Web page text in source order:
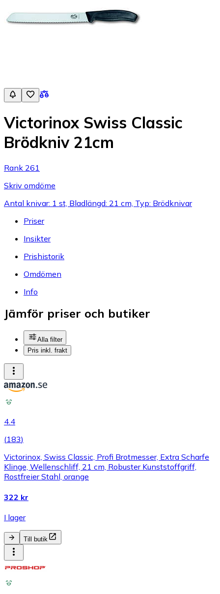
Victorinox Swiss Classic
Brödkniv 21cm
Rank 261
Skriv omdöme
Antal knivar: 1 st, Bladlängd: 21 cm, Typ: Brödknivar
Priser
Insikter
Prishistorik
Omdömen
Info
Jämför priser och butiker
Alla filter
Pris inkl. frakt
4.4
(183)
Victorinox, Swiss Classic, Profi Brotmesser, Extra Scharfe
Klinge, Wellenschliff, 21 cm, Robuster Kunststoffgriff,
Rostfreier Stahl, orange
322 kr
I lager
Till butik